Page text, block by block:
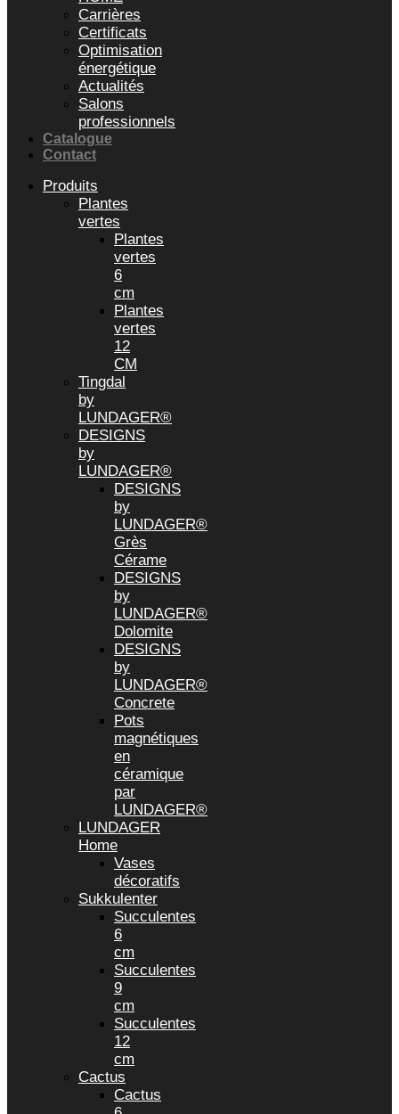
Carrières
Certificats
Optimisation
énergétique
Actualités
Salons
professionnels
Catalogue
Contact
Produits
Plantes
vertes
Plantes
vertes
6
cm
Plantes
vertes
12
CM
Tingdal
by
LUNDAGER®
DESIGNS
by
LUNDAGER®
DESIGNS
by
LUNDAGER®
Grès
Cérame
DESIGNS
by
LUNDAGER®
Dolomite
DESIGNS
by
LUNDAGER®
Concrete
Pots
magnétiques
en
céramique
par
LUNDAGER®
LUNDAGER
Home
Vases
décoratifs
Sukkulenter
Succulentes
6
cm
Succulentes
9
cm
Succulentes
12
cm
Cactus
Cactus